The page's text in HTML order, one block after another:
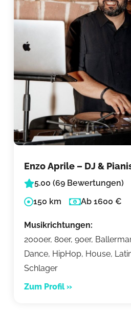
Enzo Aprile – DJ &
5.00 (69 Bewertungen)
150 km
Ab 1600 €
Musikrichtungen:
2000er, 80er, 90er,
Dance, HipHop, House,
Schlager
Zum Profil »